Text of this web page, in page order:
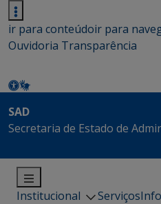
ir para conteúdoir para
Ouvidoria Transparência
SAD
Secretaria de Estado de
Institucional Serviços